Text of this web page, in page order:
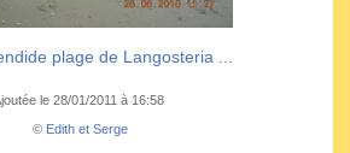
plage de Langosteria ...
le 28/01/2011 à 16:58
© Edith et Serge